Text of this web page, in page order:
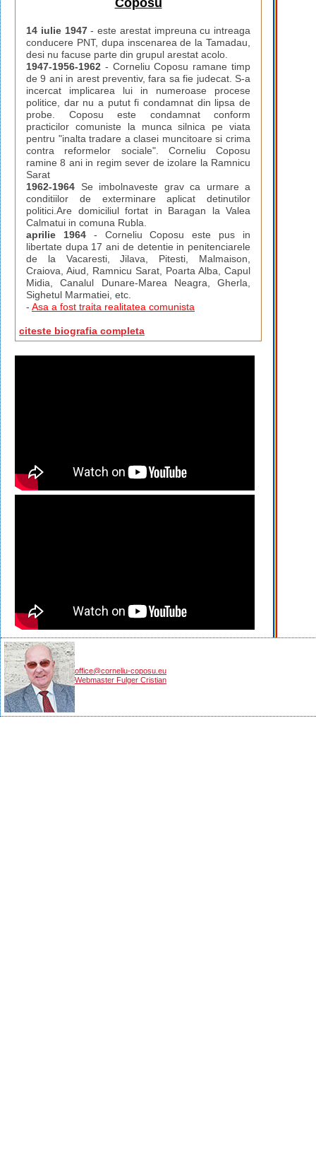
Coposu
14 iulie 1947- este arestat impreuna cu intreaga
conducere PNT, dupa inscenarea de la Tamadau,
desi nu facuse parte din grupul arestat acolo.
1947-1956-1962 - Corneliu Coposu ramane timp
de 9 ani in arest preventiv, fara sa fie judecat. S-a
incercat implicarea lui in numeroase procese
politice, dar nu a putut fi condamnat din lipsa de
probe. Coposu este condamnat conform
practicilor comuniste la munca silnica pe viata
pentru "inalta tradare a clasei muncitoare si crima
contra reformelor sociale". Corneliu Coposu
ramine 8 ani in regim sever de izolare la Ramnicu
Sarat
1962-1964 Se imbolnaveste grav ca urmare a
conditiilor de exterminare aplicat detinutilor
politici.Are domiciliul fortat in Baragan la Valea
Calmatui in comuna Rubla.
aprilie 1964- Corneliu Coposu este pus in
libertate dupa 17 ani de detentie in penitenciarele
de la Vacaresti, Jilava, Pitesti, Malmaison,
Craiova, Aiud, Ramnicu Sarat, Poarta Alba, Capul
Midia, Canalul Dunare-Marea Neagra, Gherla,
Sighetul Marmatiei, etc.
- Asa a fost traita realitatea comunista
citeste biografia completa
office@corneliu-coposu.eu
Webmaster Fulger Cristian